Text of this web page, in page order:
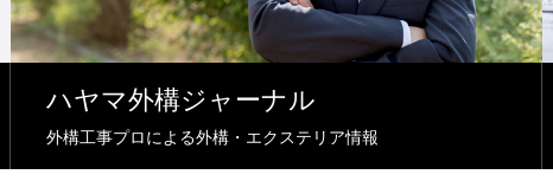
ハヤマ外構ジャーナル
外構工事プロによる外構・エクステリア情報